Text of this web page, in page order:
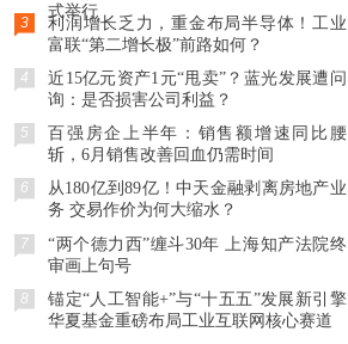
式举行
3
利润增长乏力，重金布局半导体！工业
富联“第二增长极”前路如何？
4
近15亿元资产1元“甩卖”？蓝光发展遭问
询：是否损害公司利益？
5
百强房企上半年：销售额增速同比腰
斩，6月销售改善回血仍需时间
6
从180亿到89亿！中天金融剥离房地产业
务 交易作价为何大缩水？
7
“两个德力西”缠斗30年 上海知产法院终
审画上句号
8
锚定“人工智能+”与“十五五”发展新引擎
华夏基金重磅布局工业互联网核心赛道